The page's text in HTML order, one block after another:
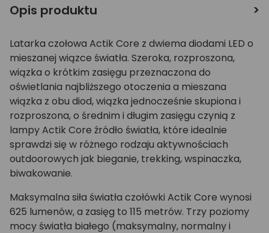
Opis produktu
Latarka czołowa Actik Core z dwiema diodami LED o
mieszanej wiązce światła. Szeroka, rozproszona,
wiązka o krótkim zasięgu przeznaczona do
oświetlania najbliższego otoczenia a mieszana
wiązka z obu diod, wiązka jednocześnie skupiona i
rozproszona, o średnim i długim zasięgu czynią z
lampy Actik Core źródło światła, które idealnie
sprawdzi się w różnego rodzaju aktywnościach
outdoorowych jak bieganie, trekking, wspinaczka,
biwakowanie.
Maksymalna siła światła czołówki Actik Core wynosi
625 lumenów, a zasięg to 115 metrów. Trzy poziomy
mocy światła białego (maksymalny, normalny i